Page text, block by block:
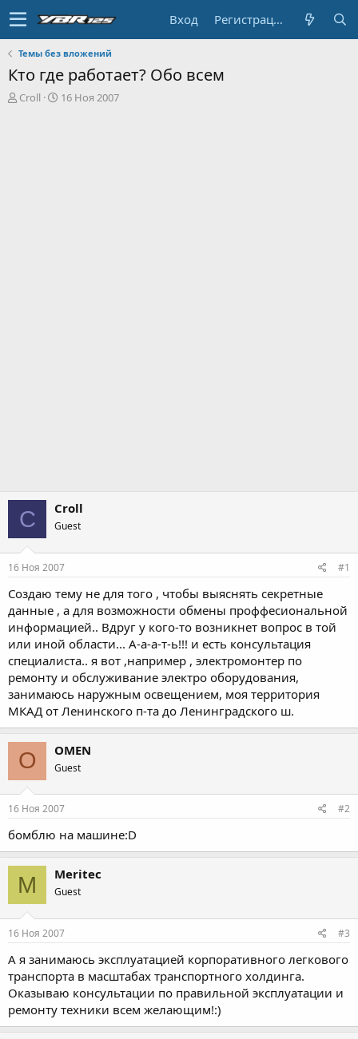
Вход Регистрация
Темы без вложений
Кто где работает? Обо всем
А
Croll
Д
16 Ноя 2007
C Croll
Guest
16 Ноя 2007 #1
Создаю тему не для того , чтобы выяснять секретные
данные , а для возможности обмены проффесиональной
информацией.. Вдруг у кого-то возникнет вопрос в той
или иной области... А-а-а-т-ь!!! и есть консультация
специалиста.. я вот ,например , электромонтер по
ремонту и обслуживание электро оборудования,
занимаюсь наружным освещением, моя территория
МКАД от Ленинского п-та до Ленинградского ш.
O OMEN
Guest
16 Ноя 2007 #2
бомблю на машине:D
M Meritec
Guest
16 Ноя 2007 #3
А я занимаюсь эксплуатацией корпоративного легкового
транспорта в масштабах транспортного холдинга.
Оказываю консультации по правильной эксплуатации и
ремонту техники всем желающим!:)